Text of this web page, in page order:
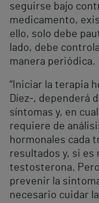
seguirse bajo
medicamento,
ello, solo debe
lado, debe
manera periódica.
“Iniciar la terapia
Díez-, dependerá
síntomas y, en
requiere de
hormonales cada
resultados y, si es
testosterona.
prevenir la
necesario cuidar